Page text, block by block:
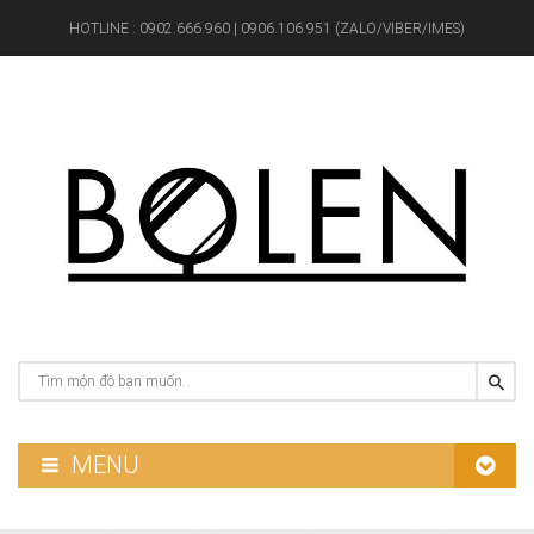
HOTLINE : 0902.666.960 | 0906.106.951 (ZALO/VIBER/IMES)
MENU